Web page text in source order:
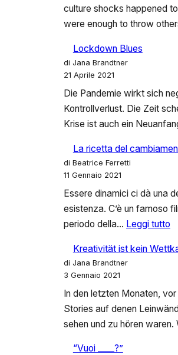
culture shocks happened
were enough to throw
Lockdown Blues
di Jana Brandtner
21 Aprile 2021
Die Pandemie wirkt sich
Kontrollverlust. Die Zeit
Krise ist auch ein
La ricetta del
di Beatrice Ferretti
11 Gennaio 2021
Essere dinamici ci dà una
esistenza. C’è un famoso
periodo della… Leggi tutto
Kreativität ist kein
di Jana Brandtner
3 Gennaio 2021
In den letzten Monaten,
Stories auf denen
sehen und zu hören
“Vuoi ____?”